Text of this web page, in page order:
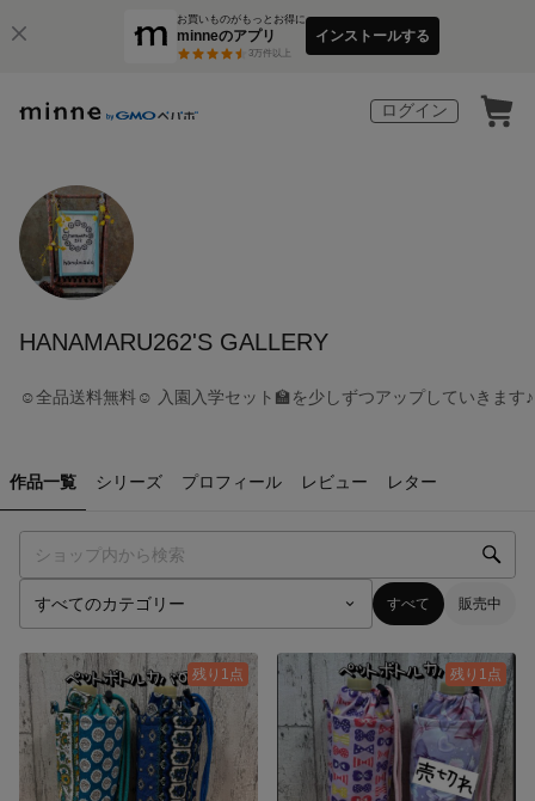
お買いものがもっとお得に
minneのアプリ
3万件以上
インストールする
ログイン
HANAMARU262'S GALLERY
☺︎全品送料無料☺︎ 入園入学セット🏫を少しずつアップしていきます♪
作品一覧 シリーズ プロフィール レビュー レター
すべて 販売中
残り1点 残り1点